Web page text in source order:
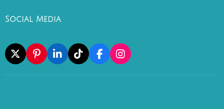
Social Media
X
P
I
N
L
I
N
T
I
K
F
A
C
I
N
S